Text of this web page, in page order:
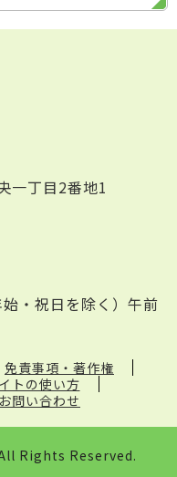
一丁目2番地1
・祝日を除く）午前
免責事項・著作権
トの使い方
お問い合わせ
Rights Reserved.